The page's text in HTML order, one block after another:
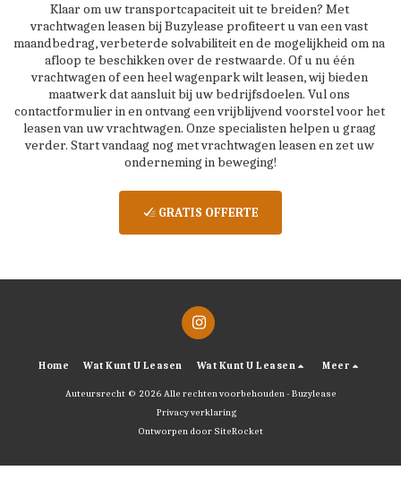
Klaar om uw transportcapaciteit uit te breiden? Met
vrachtwagen leasen bij Buzylease profiteert u van een vast
maandbedrag, verbeterde solvabiliteit en de mogelijkheid om na
afloop te beschikken over de restwaarde. Of u nu één
vrachtwagen of een heel wagenpark wilt leasen, wij bieden
maatwerk dat aansluit bij uw bedrijfsdoelen. Vul ons
contactformulier in en ontvang een vrijblijvend voorstel voor het
leasen van uw vrachtwagen. Onze specialisten helpen u graag
verder. Start vandaag nog met vrachtwagen leasen en zet uw
onderneming in beweging!
GRATIS OFFERTE
Home Wat Kunt U Leasen Wat Kunt U Leasen Meer
Auteursrecht © 2026 Alle rechten voorbehouden - Buzylease
Privacy verklaring
Ontworpen door SiteRocket